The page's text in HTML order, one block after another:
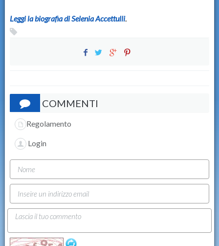
Leggi la biografia di Selenia Accettulli.
COMMENTI
Regolamento
Login